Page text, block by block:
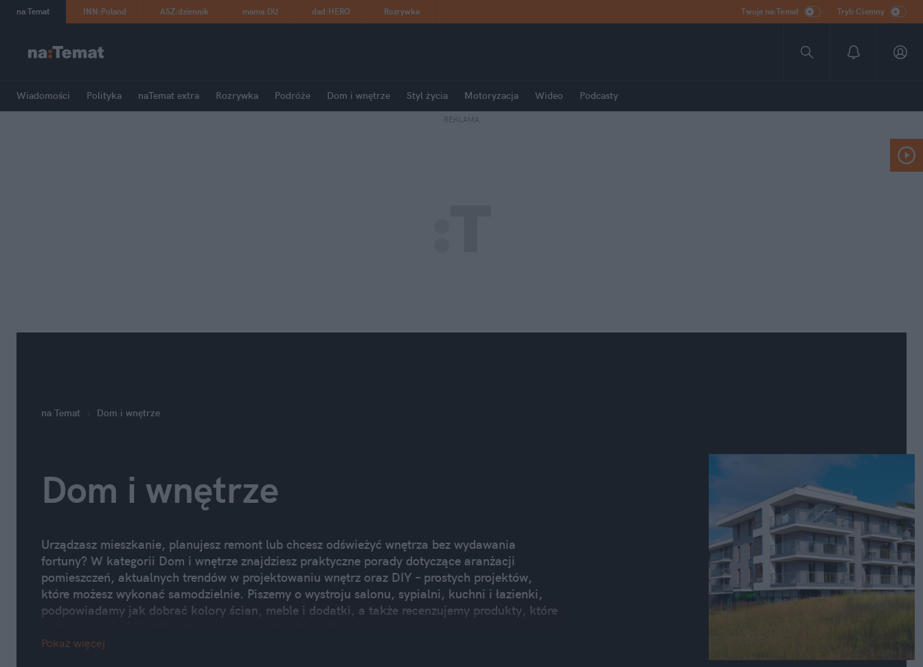
na:Temat INN:Poland ASZ:dziennik mama:DU dad:HERO Rozrywka Twoje na:Temat Tryb Ciemny
Wiadomości Polityka naTemat extra Rozrywka Podróże Dom i wnętrze Styl życia Motoryzacja Wideo Podcasty
REKLAMA
na:Temat Dom i wnętrze
Dom i wnętrze
Urządzasz mieszkanie, planujesz remont lub chcesz odświeżyć wnętrza bez wydawania
fortuny? W kategorii Dom i wnętrze znajdziesz praktyczne porady dotyczące aranżacji
pomieszczeń, aktualnych trendów w projektowaniu wnętrz oraz DIY – prostych projektów,
które możesz wykonać samodzielnie. Piszemy o wystroju salonu, sypialni, kuchni i łazienki,
podpowiadamy jak dobrać kolory ścian, meble i dodatki, a także recenzujemy produkty, które
Pokaż więcej